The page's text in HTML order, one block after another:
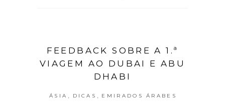
FEEDBACK SOBRE A 1.ª
VIAGEM AO DUBAI E ABU
DHABI
ÁSIA , DICAS , EMIRADOS ÁRABES